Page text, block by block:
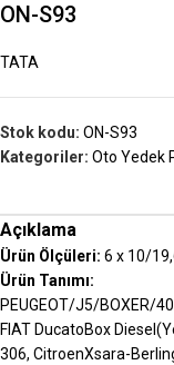
ON-S93
TATA
Stok kodu: ON-S93
Kategoriler: Oto Yedek
Açıklama
Ürün Ölçüleri: 6 x 10/
Ürün Tanımı:
PEUGEOT/J5/BOXER/
FIAT DucatoBox
306, CitroenXsara-